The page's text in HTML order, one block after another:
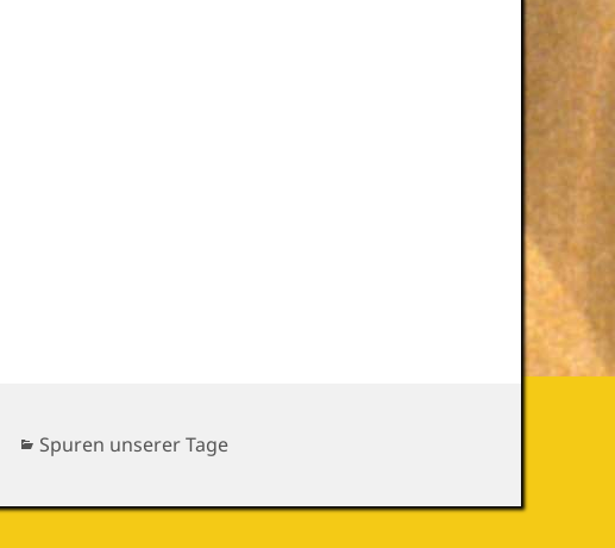
Kategorien
Spuren unserer Tage